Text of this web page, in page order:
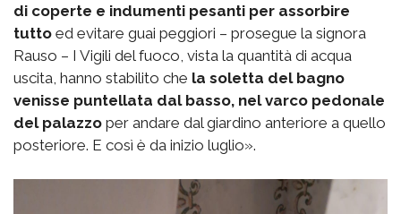
di coperte e indumenti pesanti per assorbire
tutto ed evitare guai peggiori – prosegue la signora
Rauso – I Vigili del fuoco, vista la quantità di acqua
uscita, hanno stabilito che la soletta del bagno
venisse puntellata dal basso, nel varco pedonale
del palazzo per andare dal giardino anteriore a quello
posteriore. E così è da inizio luglio».